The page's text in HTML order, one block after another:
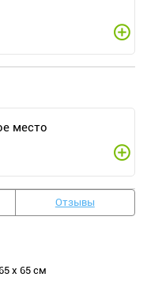
место
Отзывы
х 65 см